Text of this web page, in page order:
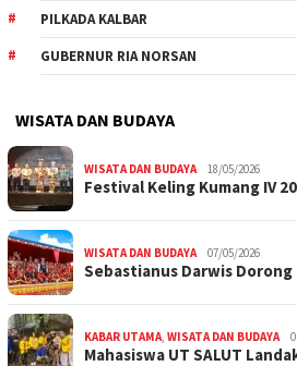
PILKADA KALBAR
GUBERNUR RIA NORSAN
WISATA DAN BUDAYA
WISATA DAN BUDAYA 18/05/2026
Festival Keling Kumang IV
WISATA DAN BUDAYA 07/05/2026
Sebastianus Darwis
KABAR UTAMA, WISATA DAN BUDAYA
Mahasiswa UT SALUT